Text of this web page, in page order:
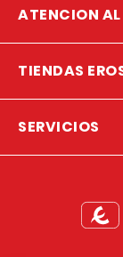
ATENCION AL
TIENDAS
SERVICIOS